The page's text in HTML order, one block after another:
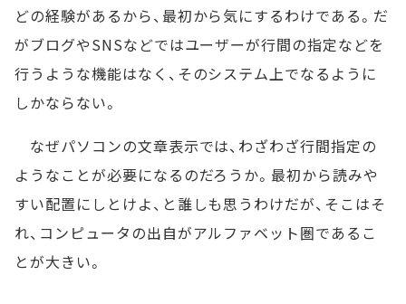
どの経験があるから、最初から気にするわけである。だ
がブログやSNSなどではユーザーが行間の指定などを
行うような機能はなく、そのシステム上でなるように
しかならない。
なぜパソコンの文章表示では、わざわざ行間指定の
ようなことが必要になるのだろうか。最初から読みや
すい配置にしとけよ、と誰しも思うわけだが、そこはそ
れ、コンピュータの出自がアルファベット圏であるこ
とが大きい。